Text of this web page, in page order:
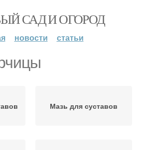
САД И ОГОРОД
новости статьи
Мазь для суставов